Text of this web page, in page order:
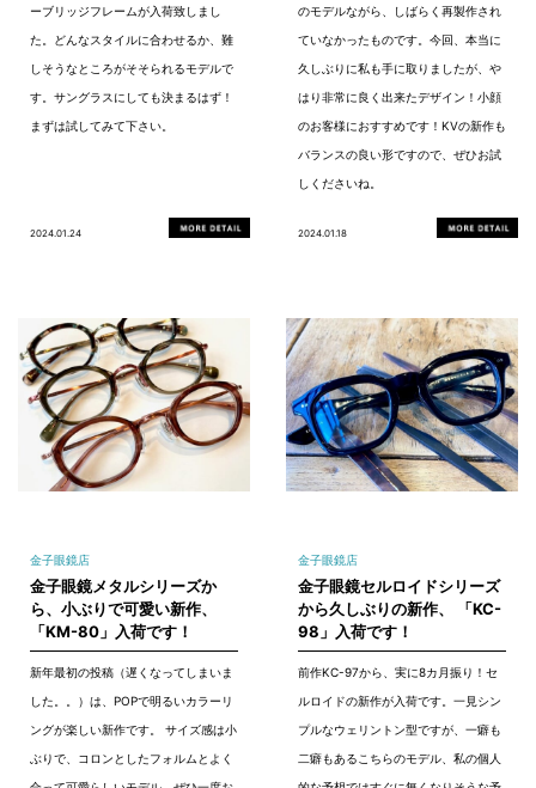
ーブリッジフレームが入荷致しまし
た。どんなスタイルに合わせるか、難
しそうなところがそそられるモデルで
す。サングラスにしても決まるはず！
まずは試してみて下さい。
2024.01.24
のモデルながら、しばらく再製作され
ていなかったものです。今回、本当に
久しぶりに私も手に取りましたが、や
はり非常に良く出来たデザイン！小顔
のお客様におすすめです！KVの新作も
バランスの良い形ですので、ぜひお試
しくださいね。
2024.01.18
金子眼鏡店
金子眼鏡メタルシリーズか
ら、小ぶりで可愛い新作、
「KM-80」入荷です！
新年最初の投稿（遅くなってしまいま
した。。）は、POPで明るいカラーリ
ングが楽しい新作です。 サイズ感は小
ぶりで、コロンとしたフォルムとよく
金子眼鏡店
金子眼鏡セルロイドシリーズ
から久しぶりの新作、 「KC-
98」入荷です！
前作KC-97から、実に8カ月振り！セ
ルロイドの新作が入荷です。一見シン
プルなウェリントン型ですが、一癖も
二癖もあるこちらのモデル、私の個人